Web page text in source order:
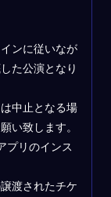
ンに従いなが
た公演となり
中止となる場
い致します。
プリのインス
渡されたチケ